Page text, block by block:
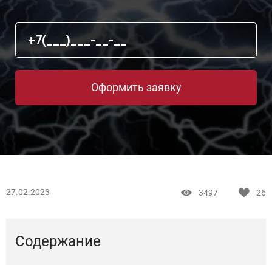
Оформить заявку
27.02.2023 3497 26
Содержание